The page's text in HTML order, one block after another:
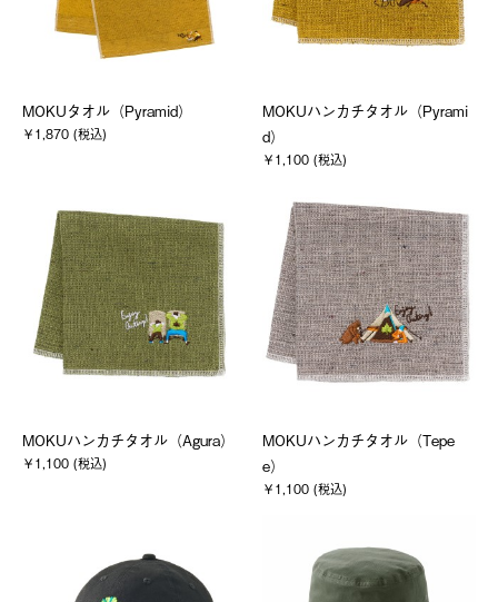
MOKUタオル（Pyramid）
￥1,870 (税込)
MOKUハンカチタオル（Pyrami
d）
￥1,100 (税込)
MOKUハンカチタオル（Agura）
￥1,100 (税込)
MOKUハンカチタオル（Tepe
e）
￥1,100 (税込)